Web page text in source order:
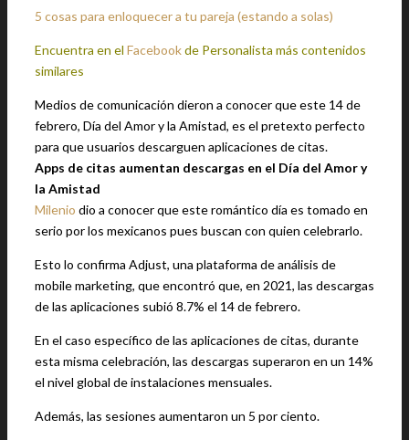
5 cosas para enloquecer a tu pareja (estando a solas)
Encuentra en el Facebookde Personalista más contenidos
similares
Medios de comunicación dieron a conocer que este 14 de
febrero, Día del Amor y la Amistad, es el pretexto perfecto
para que usuarios descarguen aplicaciones de citas.
Apps de citas aumentan descargas en el Día del Amor y
la Amistad
Milenio dio a conocer que este romántico día es tomado en
serio por los mexicanos pues buscan con quien celebrarlo.
Esto lo confirma Adjust, una plataforma de análisis de
mobile marketing, que encontró que, en 2021, las descargas
de las aplicaciones subió 8.7% el 14 de febrero.
En el caso específico de las aplicaciones de citas, durante
esta misma celebración, las descargas superaron en un 14%
el nivel global de instalaciones mensuales.
Además, las sesiones aumentaron un 5 por ciento.